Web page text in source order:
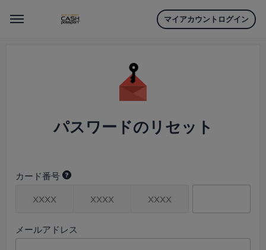
Menu マイアカウントログイン
パスワードのリセット
カード番号
メールアドレス